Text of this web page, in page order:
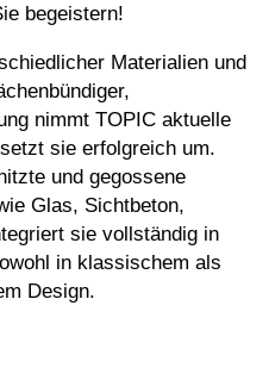
begeistern!
Materialien und
nimmt TOPIC aktuelle
sie erfolgreich um.
und gegossene
Glas, Sichtbeton,
sie vollständig in
in klassischem als
Design.